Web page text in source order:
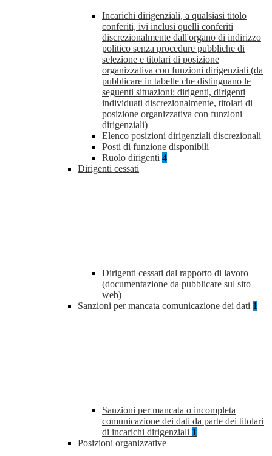
Incarichi dirigenziali, a qualsiasi titolo
conferiti, ivi inclusi quelli conferiti
discrezionalmente dall'organo di indirizzo
politico senza procedure pubbliche di
selezione e titolari di posizione
organizzativa con funzioni dirigenziali (da
pubblicare in tabelle che distinguano le
seguenti situazioni: dirigenti, dirigenti
individuati discrezionalmente, titolari di
posizione organizzativa con funzioni
dirigenziali)
Elenco posizioni dirigenziali discrezionali
Posti di funzione disponibili
Ruolo dirigenti 4
Dirigenti cessati
Dirigenti cessati dal rapporto di lavoro
(documentazione da pubblicare sul sito
web)
Sanzioni per mancata comunicazione dei dati 1
Sanzioni per mancata o incompleta
comunicazione dei dati da parte dei titolari
di incarichi dirigenziali 1
Posizioni organizzative